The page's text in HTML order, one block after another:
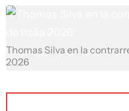
Thomas Silva en la
2026